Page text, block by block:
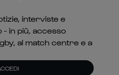
interviste e
- in più, accesso
al match centre e a